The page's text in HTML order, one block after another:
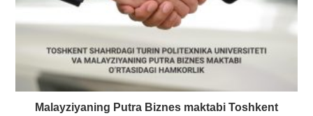
Malayziyaning Putra Biznes maktabi Toshkent